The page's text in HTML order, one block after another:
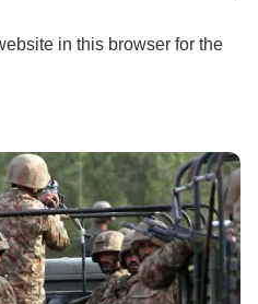
in this browser for the